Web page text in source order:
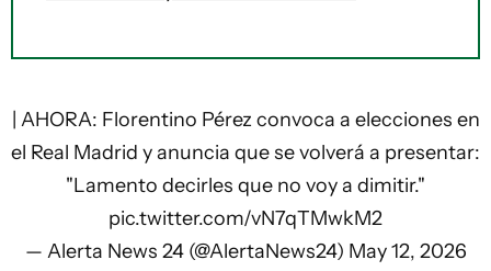
| AHORA: Florentino Pérez convoca a elecciones en
el Real Madrid y anuncia que se volverá a presentar:
"Lamento decirles que no voy a dimitir."
pic.twitter.com/vN7qTMwkM2
— Alerta News 24 (@AlertaNews24) May 12, 2026